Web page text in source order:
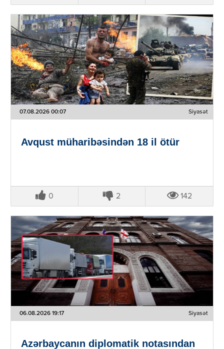
07.08.2026 00:07 Siyasət
Avqust müharibəsindən 18 il ötür
0 2 142
06.08.2026 19:17 Siyasət
Azərbaycanın diplomatik notasından